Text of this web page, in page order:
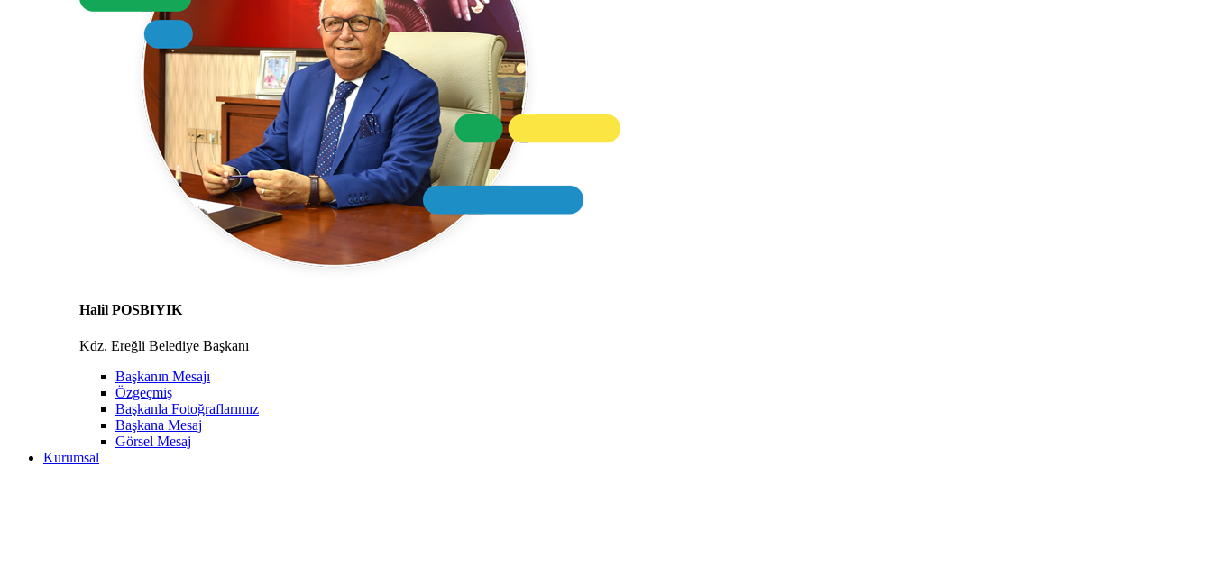
Halil POSBIYIK
Kdz. Ereğli Belediye Başkanı
Başkanın Mesajı
Özgeçmiş
Başkanla Fotoğraflarımız
Başkana Mesaj
Görsel Mesaj
Kurumsal